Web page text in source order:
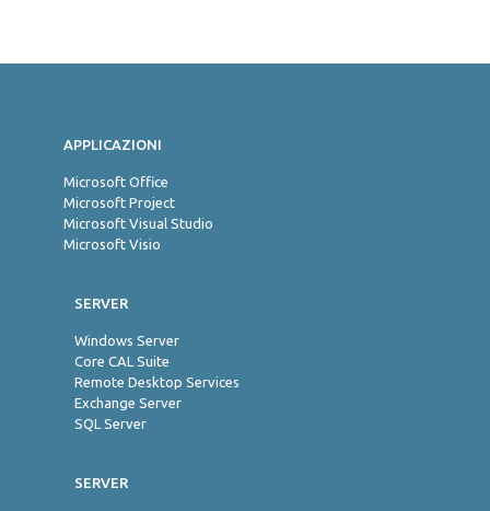
APPLICAZIONI
Microsoft Office
Microsoft Project
Microsoft Visual Studio
Microsoft Visio
SERVER
Windows Server
Core CAL Suite
Remote Desktop Services
Exchange Server
SQL Server
SERVER